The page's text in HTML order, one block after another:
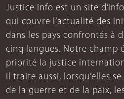
Justice Info est un site
qui couvre l’actualité des
dans les pays confrontés à
cinq langues. Notre champ
priorité la justice
Il traite aussi, lorsqu’elles
de la guerre et de la paix,